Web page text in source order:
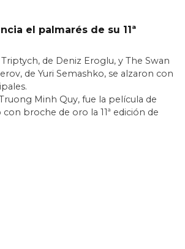
el palmarés de su 11ª
de Deniz Eroglu, y The Swan
de Yuri Semashko, se alzaron con
Minh Quy, fue la película de
con broche de oro la 11ª edición de